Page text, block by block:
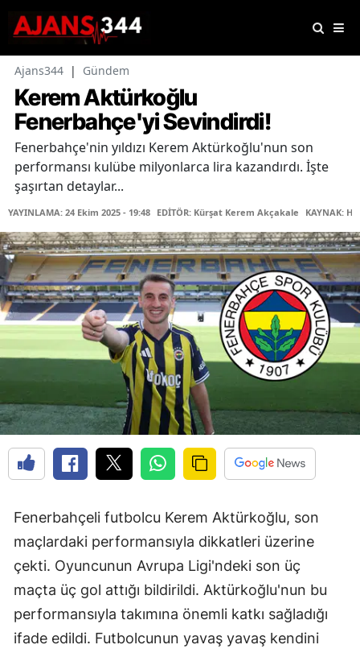
Ajans344 | Gündem
Kerem Aktürkoğlu
Fenerbahçe'yi Sevindirdi!
Fenerbahçe'nin yıldızı Kerem Aktürkoğlu'nun son
performansı kulübe milyonlarca lira kazandırdı. İşte
şaşırtan detaylar...
YAYINLAMA: 24 Ekim 2025 - 19:48 EDİTÖR: Kürşat Kerem Akçakale KAYNAK:
Fenerbahçeli futbolcu Kerem Aktürkoğlu, son
maçlardaki performansıyla dikkatleri üzerine
çekti. Oyuncunun Avrupa Ligi'ndeki son üç
maçta üç gol attığı bildirildi. Aktürkoğlu'nun bu
performansıyla takımına önemli katkı sağladığı
ifade edildi. Futbolcunun yavaş yavaş kendini